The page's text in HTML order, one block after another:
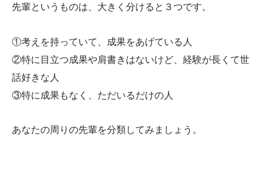
先輩というものは、大きく分けると３つです。
①考えを持っていて、成果をあげている人
②特に目立つ成果や肩書きはないけど、経験が長くて世
話好きな人
③特に成果もなく、ただいるだけの人
あなたの周りの先輩を分類してみましょう。